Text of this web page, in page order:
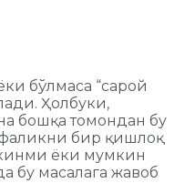
бўлмаса “сарой
Ҳолбуки,
бошқа томондан бу
бир қишлоқ
ёки мумкин
бу масалага жавоб